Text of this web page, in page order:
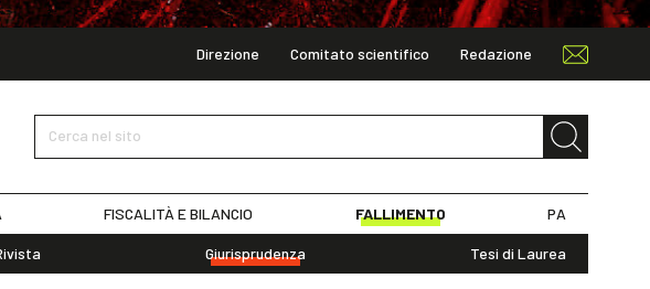
Direzione Comitato scientifico Redazione
Cerca nel sito
FISCALITÀ E BILANCIO FALLIMENTO PA
Giurisprudenza Tesi di Laurea